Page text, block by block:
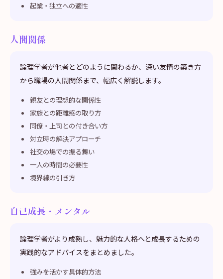
起業・独立への適性
人間関係
論理学者が他者とどのように関わるか、深い友情の築き方
から職場の人間関係まで、幅広く解説します。
親友との理想的な関係性
家族との距離感の取り方
同僚・上司との付き合い方
対立時の解決アプローチ
社交の場での振る舞い
一人の時間の必要性
境界線の引き方
自己成長・メンタル
論理学者がより成熟し、魅力的な人格へと成長するための
実践的なアドバイスをまとめました。
強みを活かす具体的方法